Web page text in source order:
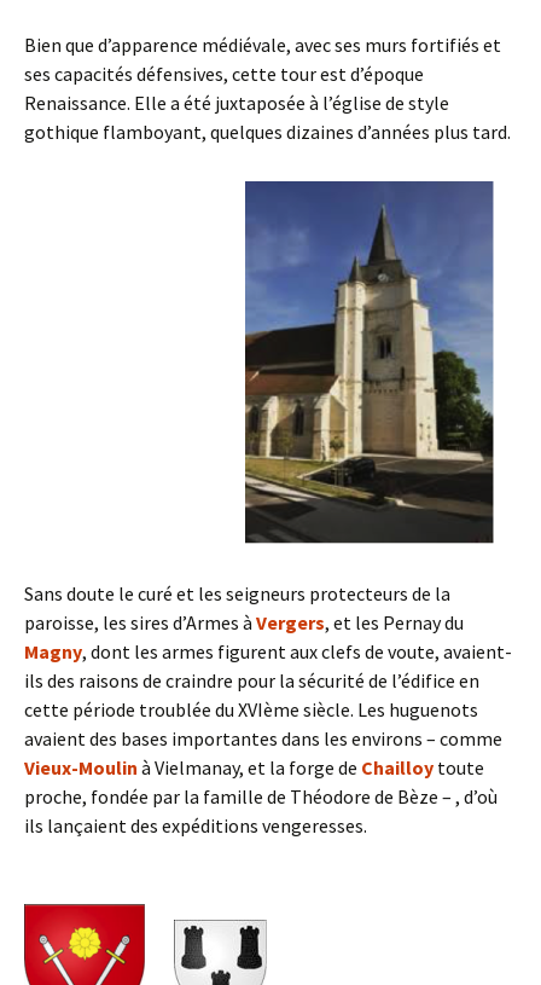
Bien que d’apparence médiévale, avec ses murs fortifiés et
ses capacités défensives, cette tour est d’époque
Renaissance. Elle a été juxtaposée à l’église de style
gothique flamboyant, quelques dizaines d’années plus tard.
Sans doute le curé et les seigneurs protecteurs de la
paroisse, les sires d’Armes à Vergers, et les Pernay du
Magny, dont les armes figurent aux clefs de voute, avaient-
ils des raisons de craindre pour la sécurité de l’édifice en
cette période troublée du XVIème siècle. Les huguenots
avaient des bases importantes dans les environs – comme
Vieux-Moulin à Vielmanay, et la forge de Chailloy toute
proche, fondée par la famille de Théodore de Bèze – , d’où
ils lançaient des expéditions vengeresses.